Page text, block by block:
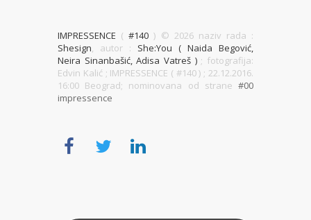
IMPRESSENCE (#140) © 2026 naziv rada :
Shesign, autor : She:You ( Naida Begović,
Neira Sinanbašić, Adisa Vatreš ); fotografija:
Edvin Kalić ; IMPRESSENCE ( #140 ) ; 22.12.2016.
16:00 Beograd; nominovana od strane #00
impressence